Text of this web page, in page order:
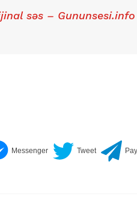
səs – Gununsesi.info